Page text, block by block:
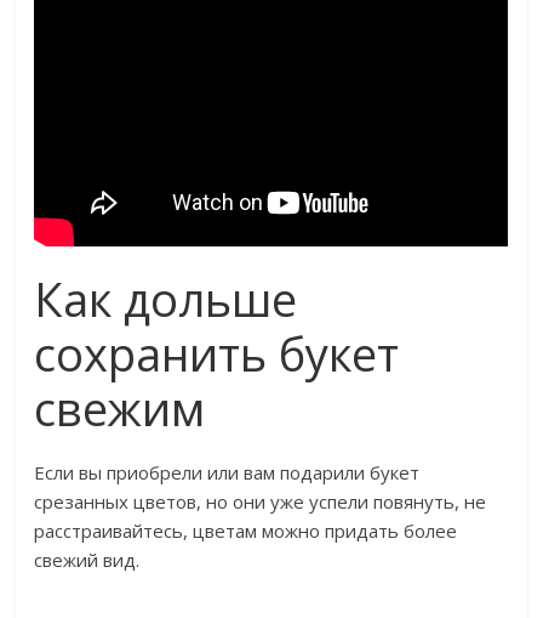
Как дольше
сохранить букет
свежим
Если вы приобрели или вам подарили букет
срезанных цветов, но они уже успели повянуть, не
расстраивайтесь, цветам можно придать более
свежий вид.